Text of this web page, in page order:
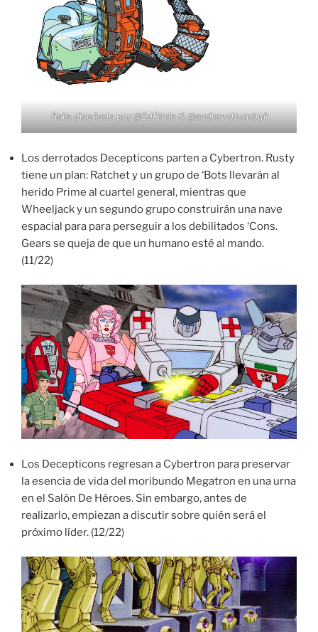
Rails diseñado por@EdPirrie&@andrewdturnbull
Los derrotados Decepticons parten a Cybertron. Rusty
tiene un plan: Ratchet y un grupo de ‘Bots llevarán al
herido Prime al cuartel general, mientras que
Wheeljack y un segundo grupo construirán una nave
espacial para para perseguir a los debilitados ‘Cons.
Gears se queja de que un humano esté al mando.
(11/22)
Los Decepticons regresan a Cybertron para preservar
la esencia de vida del moribundo Megatron en una urna
en el Salón De Héroes. Sin embargo, antes de
realizarlo, empiezan a discutir sobre quién será el
próximo líder. (12/22)